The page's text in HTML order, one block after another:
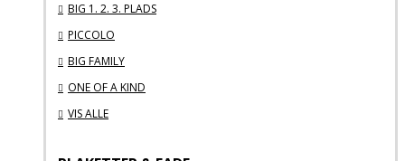
BIG 1. 2. 3. PLADS
PICCOLO
BIG FAMILY
ONE OF A KIND
VIS ALLE